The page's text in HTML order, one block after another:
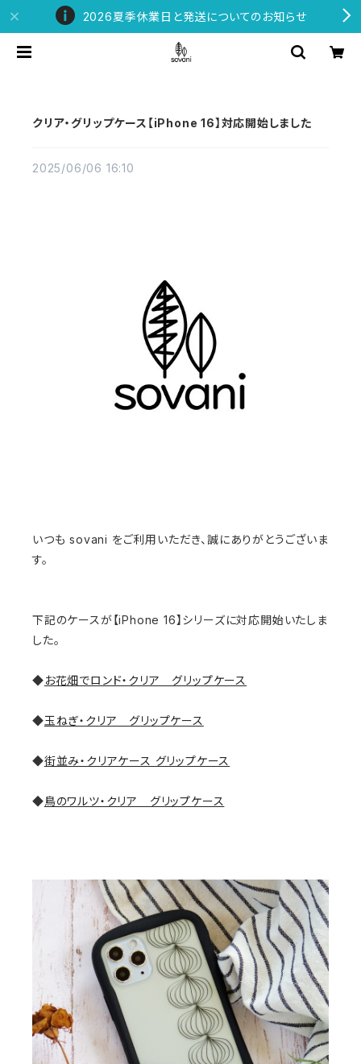
2026夏季休業日と発送についてのお知らせ
クリア・グリップケース【iPhone 16】対応開始しました
2025/06/06 16:10
いつも sovani をご利用いただき、誠にありがとうございま
す。
下記のケースが【iPhone 16】シリーズに対応開始いたしま
した。
◆お花畑でロンド・クリア グリップケース
◆玉ねぎ・クリア グリップケース
◆街並み・クリアケース グリップケース
◆鳥のワルツ・クリア グリップケース